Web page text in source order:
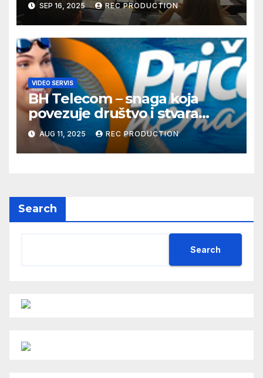
SEP 16, 2025 REC PRODUCTION
VIDEO SERVIS
BH Telecom – snaga koja
povezuje društvo i stvara
dobre priče
AUG 11, 2025 REC PRODUCTION
Search
Search